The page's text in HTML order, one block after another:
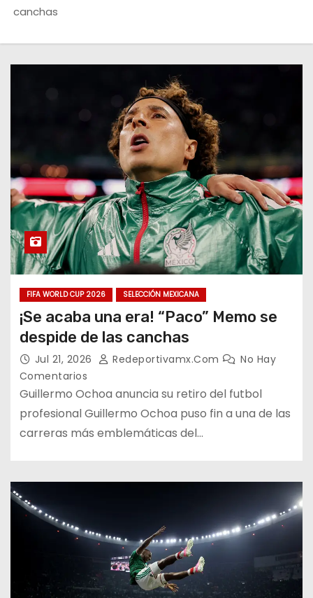
canchas
FIFA WORLD CUP 2026 SELECCIÓN MEXICANA
¡Se acaba una era! “Paco” Memo se
despide de las canchas
Jul 21, 2026 Redeportivamx.com
No Hay
Comentarios
Guillermo Ochoa anuncia su retiro del futbol
profesional Guillermo Ochoa puso fin a una de las
carreras más emblemáticas del…